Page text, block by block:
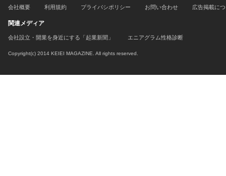
会社概要 利用規約 プライバシポリシー お問い合わせ 広告掲載に
関連メディア
会社設立・開業を身近にする「起業新聞」 エニアグラム性格診断
Copyright(c) 2014 KEIEI MAGAZINE. All rights reserved.